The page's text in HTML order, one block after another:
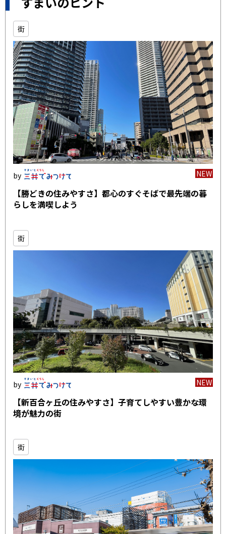
街
NEW
【勝どきの住みやすさ】都心のすぐそばで最先端の暮
らしを満喫しよう
街
NEW
【新百合ヶ丘の住みやすさ】子育てしやすい豊かな環
境が魅力の街
街